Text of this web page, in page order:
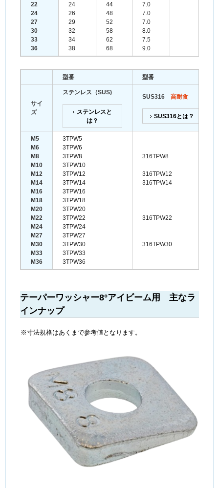
22
24
27
30
33
36
24
26
29
32
34
38
44
48
52
58
62
68
7.0
7.0
7.0
8.0
7.5
9.0
型番 型番
サイ
ズ
ステンレス（SUS)
ステンレスと
は？
SUS316 高耐食
SUS316とは？
M5
M6
M8
M10
M12
M14
M16
M18
M20
M22
M24
M27
M30
M33
M36
3TPW5
3TPW6
3TPW8
3TPW10
3TPW12
3TPW14
3TPW16
3TPW18
3TPW20
3TPW22
3TPW24
3TPW27
3TPW30
3TPW33
3TPW36
316TPW8
316TPW12
316TPW14
316TPW22
316TPW30
テーパーワッシャー8°アイビーム用 主なラ
インナップ
※寸法規格はあくまで参考値となります。